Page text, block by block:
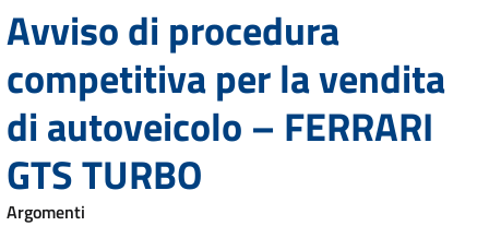
Avviso di procedura
competitiva per la vendita
di autoveicolo – FERRARI
GTS TURBO
Argomenti